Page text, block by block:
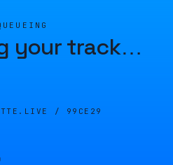
your track…
/ 99CE29